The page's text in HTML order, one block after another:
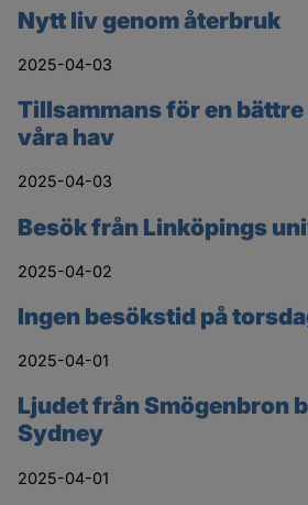
Nytt liv genom återbruk
2025-04-03
Tillsammans för en
våra hav
2025-04-03
Besök från Linköpings
2025-04-02
Ingen besökstid på
2025-04-01
Ljudet från Smögenbron
Sydney
2025-04-01